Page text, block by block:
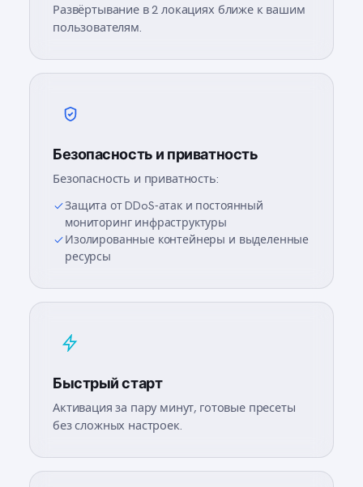
Развёртывание в 2 локациях ближе к вашим
пользователям.
Безопасность и приватность
Безопасность и приватность:
Защита от DDoS‑атак и постоянный
мониторинг инфраструктуры
Изолированные контейнеры и выделенные
ресурсы
Быстрый старт
Активация за пару минут, готовые пресеты
без сложных настроек.